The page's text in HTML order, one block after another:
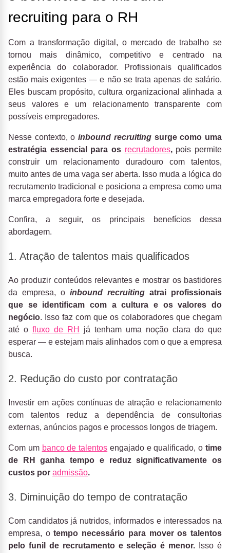
recruiting para o RH
Com a transformação digital, o mercado de trabalho se
tornou mais dinâmico, competitivo e centrado na
experiência do colaborador. Profissionais qualificados
estão mais exigentes — e não se trata apenas de salário.
Eles buscam propósito, cultura organizacional alinhada a
seus valores e um relacionamento transparente com
possíveis empregadores.
Nesse contexto, o inbound recruitingsurge como uma
estratégia essencial para os recrutadores, pois permite
construir um relacionamento duradouro com talentos,
muito antes de uma vaga ser aberta. Isso muda a lógica do
recrutamento tradicional e posiciona a empresa como uma
marca empregadora forte e desejada.
Confira, a seguir, os principais benefícios dessa
abordagem.
1. Atração de talentos mais qualificados
Ao produzir conteúdos relevantes e mostrar os bastidores
da empresa, o inbound recruiting atrai profissionais
que se identificam com a cultura e os valores do
negócio. Isso faz com que os colaboradores que chegam
até o fluxo de RH
já tenham uma noção clara do que
esperar — e estejam mais alinhados com o que a empresa
busca.
2. Redução do custo por contratação
Investir em ações contínuas de atração e relacionamento
com talentos reduz a dependência de consultorias
externas, anúncios pagos e processos longos de triagem.
Com um banco de talentos engajado e qualificado, o time
de RH ganha tempo e reduz significativamente os
custos por admissão.
3. Diminuição do tempo de contratação
Com candidatos já nutridos, informados e interessados na
empresa, otempo necessário para mover os talentos
pelo funil de recrutamento e seleção é menor. Isso é